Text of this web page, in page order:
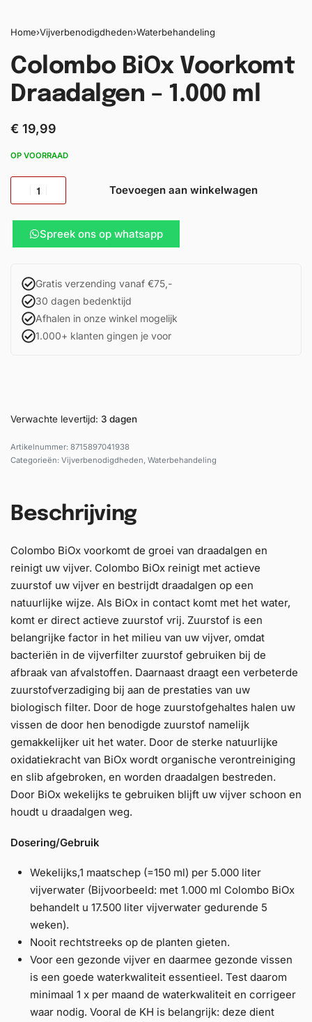
Home›Vijverbenodigdheden›Waterbehandeling
Colombo BiOx Voorkomt
Draadalgen – 1.000 ml
€ 19,99
OP VOORRAAD
Toevoegen aan winkelwagen
Spreek ons op whatsapp
Gratis verzending vanaf €75,-
30 dagen bedenktijd
Afhalen in onze winkel mogelijk
1.000+ klanten gingen je voor
Verwachte levertijd: 3 dagen
8715897041938
Categorieën: Vijverbenodigdheden, Waterbehandeling
Beschrijving
Colombo BiOx voorkomt de groei van draadalgen en
reinigt uw vijver. Colombo BiOx reinigt met actieve
zuurstof uw vijver en bestrijdt draadalgen op een
natuurlijke wijze. Als BiOx in contact komt met het water,
komt er direct actieve zuurstof vrij. Zuurstof is een
belangrijke factor in het milieu van uw vijver, omdat
bacteriën in de vijverfilter zuurstof gebruiken bij de
afbraak van afvalstoffen. Daarnaast draagt een verbeterde
zuurstofverzadiging bij aan de prestaties van uw
biologisch filter. Door de hoge zuurstofgehaltes halen uw
vissen de door hen benodigde zuurstof namelijk
gemakkelijker uit het water. Door de sterke natuurlijke
oxidatiekracht van BiOx wordt organische verontreiniging
en slib afgebroken, en worden draadalgen bestreden.
Door BiOx wekelijks te gebruiken blijft uw vijver schoon en
houdt u draadalgen weg.
Dosering/Gebruik
Wekelijks,1 maatschep (=150 ml) per 5.000 liter
vijverwater (Bijvoorbeeld: met 1.000 ml Colombo BiOx
behandelt u 17.500 liter vijverwater gedurende 5
weken).
Nooit rechtstreeks op de planten gieten.
Voor een gezonde vijver en daarmee gezonde vissen
is een goede waterkwaliteit essentieel. Test daarom
minimaal 1 x per maand de waterkwaliteit en corrigeer
waar nodig. Vooral de KH is belangrijk: deze dient